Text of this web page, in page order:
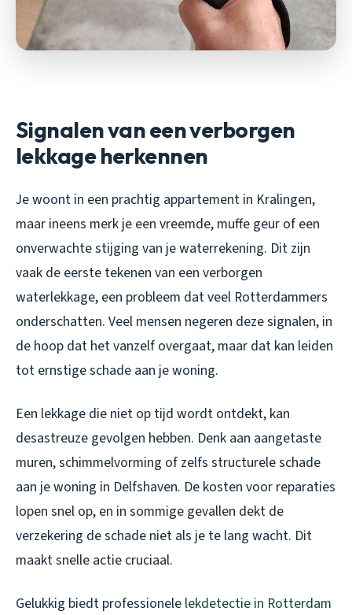
Signalen van een verborgen
lekkage herkennen
Je woont in een prachtig appartement in Kralingen,
maar ineens merk je een vreemde, muffe geur of een
onverwachte stijging van je waterrekening. Dit zijn
vaak de eerste tekenen van een verborgen
waterlekkage, een probleem dat veel Rotterdammers
onderschatten. Veel mensen negeren deze signalen, in
de hoop dat het vanzelf overgaat, maar dat kan leiden
tot ernstige schade aan je woning.
Een lekkage die niet op tijd wordt ontdekt, kan
desastreuze gevolgen hebben. Denk aan aangetaste
muren, schimmelvorming of zelfs structurele schade
aan je woning in Delfshaven. De kosten voor reparaties
lopen snel op, en in sommige gevallen dekt de
verzekering de schade niet als je te lang wacht. Dit
maakt snelle actie cruciaal.
Gelukkig biedt professionele lekdetectie in Rotterdam